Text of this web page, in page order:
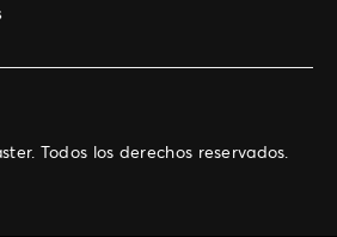
Todos los derechos reservados.